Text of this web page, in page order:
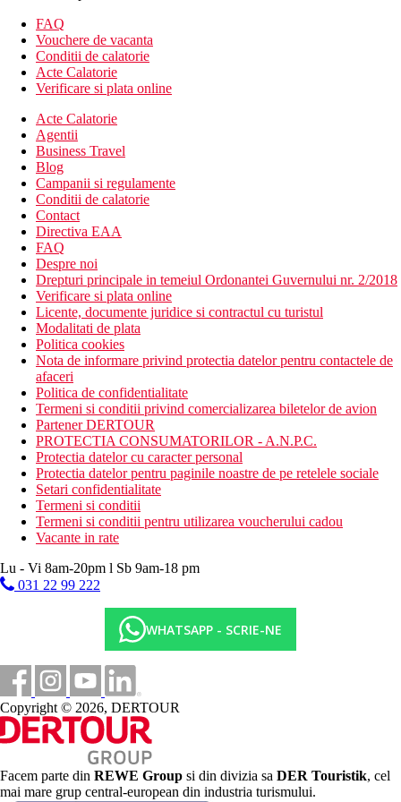
sanitare proprii (baie, uscator de par, toaleta)
seif (gratuit)
balcon
Cazare contra cost
Camera standard cu vedere la mare
Camera de familie - 2 dormitoare
Descrierea hotelului
hol de intrare cu receptie
restaurantul principal
restaurant cu servicii (1x per sejur gratuit, este necesara
rezervare prealabila)
bar de zi
8 sali de conferinte
Wi-Fi (gratuit)
colt TV
babysitting (contra cost)
coafor (contra cost)
minimarket
spalatorie (contra cost)
piscina (sezlonguri, umbrele si prosoape gratuite)
piscina pentru copii
piscina acoperita
loc de joaca
mini club (pentru copii 4-12 ani)
Descrierea plajei
nisipos cu pietricele
sezlonguri, umbrele si prosoape gratuite
bar pe plaja
Activitati sportive gratuite
programe de animatie
muzica live
gimnastica acvatica
darts
tenis de masa
biliard
baie turceasca (proceduri contra cost)
sauna
aburi
Activitati sportive contra cost
masaje
FAQ
Vouchere de vacanta
Conditii de calatorie
Acte Calatorie
Verificare si plata online
Acte Calatorie
Agentii
Business Travel
Blog
Campanii si regulamente
Conditii de calatorie
Contact
Directiva EAA
FAQ
Despre noi
Drepturi principale in temeiul Ordonantei Guvernului nr. 2/2018
Verificare si plata online
Licente, documente juridice si contractul cu turistul
Modalitati de plata
Politica cookies
Nota de informare privind protectia datelor pentru contactele de
afaceri
Politica de confidentialitate
Termeni si conditii privind comercializarea biletelor de avion
Partener DERTOUR
PROTECTIA CONSUMATORILOR - A.N.P.C.
Protectia datelor cu caracter personal
Protectia datelor pentru paginile noastre de pe retelele sociale
Setari confidentialitate
Termeni si conditii
Termeni si conditii pentru utilizarea voucherului cadou
Vacante in rate
Lu - Vi 8am-20pm l Sb 9am-18 pm
031 22 99 222
WHATSAPP - SCRIE-NE
Copyright © 2026, DERTOUR
Facem parte din REWE Group si din divizia sa DER Touristik, cel
mai mare grup central-european din industria turismului.